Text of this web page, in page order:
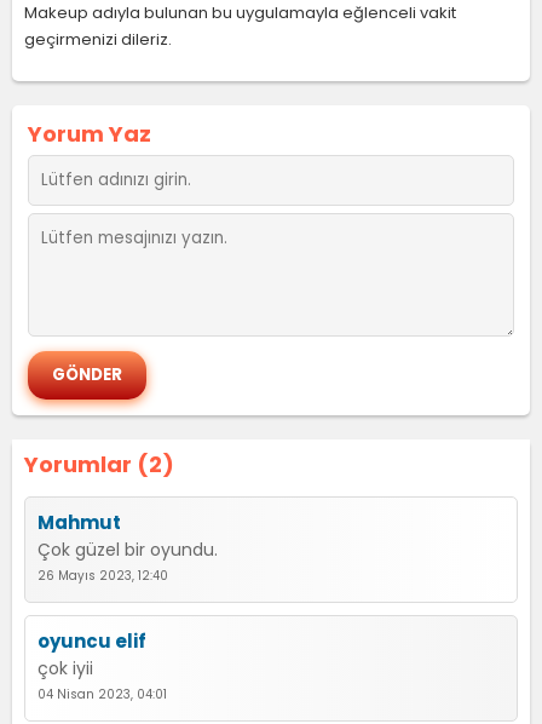
Makeup adıyla bulunan bu uygulamayla eğlenceli vakit
geçirmenizi dileriz.
Yorumlar (2)
Mahmut
Çok güzel bir oyundu.
26 Mayıs 2023, 12:40
oyuncu elif
çok iyii
04 Nisan 2023, 04:01
Yorum Yaz